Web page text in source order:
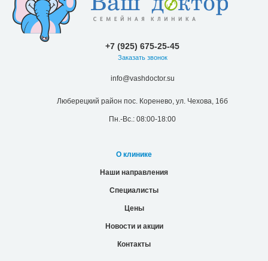
+7 (925) 675-25-45
Заказать звонок
info@vashdoctor.su
Люберецкий район пос. Коренево, ул. Чехова, 16б
Пн.-Вс.: 08:00-18:00
О клинике
Наши направления
Специалисты
Цены
Новости и акции
Контакты